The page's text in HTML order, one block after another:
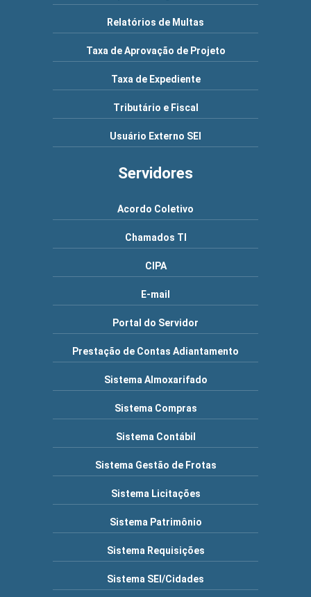
Relatórios de Multas
Taxa de Aprovação de Projeto
Taxa de Expediente
Tributário e Fiscal
Usuário Externo SEI
Servidores
Acordo Coletivo
Chamados TI
CIPA
E-mail
Portal do Servidor
Prestação de Contas Adiantamento
Sistema Almoxarifado
Sistema Compras
Sistema Contábil
Sistema Gestão de Frotas
Sistema Licitações
Sistema Patrimônio
Sistema Requisições
Sistema SEI/Cidades